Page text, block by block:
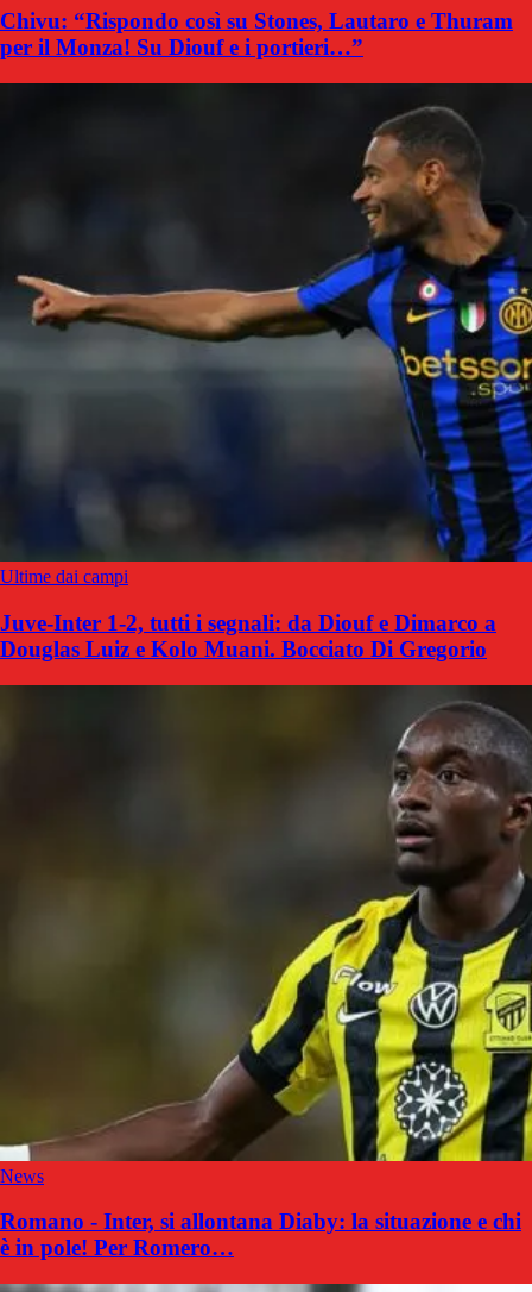
Chivu: “Rispondo così su Stones, Lautaro e Thuram
per il Monza! Su Diouf e i portieri…”
Ultime dai campi
Juve-Inter 1-2, tutti i segnali: da Diouf e Dimarco a
Douglas Luiz e Kolo Muani. Bocciato Di Gregorio
News
Romano - Inter, si allontana Diaby: la situazione e chi
è in pole! Per Romero…